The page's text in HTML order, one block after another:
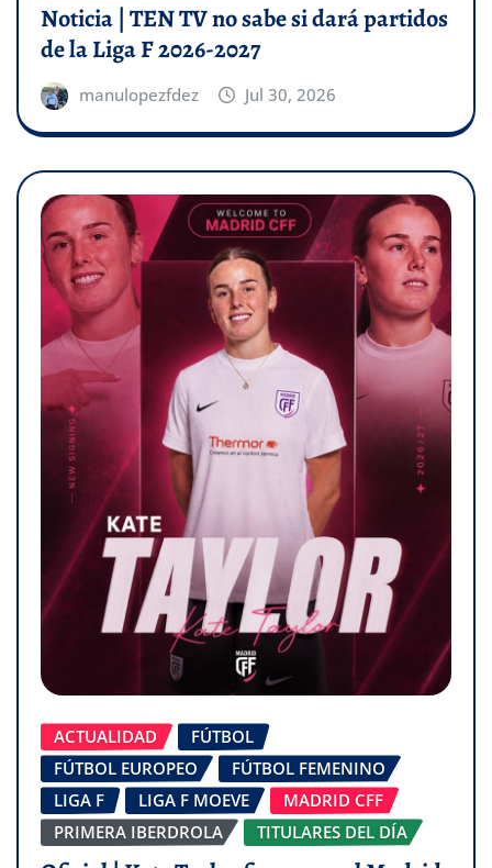
Noticia | TEN TV no sabe si dará partidos
de la Liga F 2026-2027
manulopezfdez Jul 30, 2026
ACTUALIDAD
FÚTBOL
FÚTBOL EUROPEO
FÚTBOL FEMENINO
LIGA F
LIGA F MOEVE
MADRID CFF
PRIMERA IBERDROLA
TITULARES DEL DÍA